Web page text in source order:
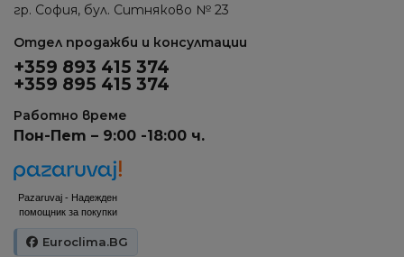
гр. София, бул. Ситняково № 23
Отдел продажби и консултации
+359 893 415 374
+359 895 415 374
Работно време
Пон-Пет – 9:00 -18:00 ч.
Pazaruvaj - Надежден
помощник за покупки
Euroclima.BG